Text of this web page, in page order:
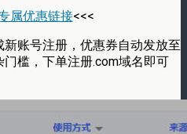
属优惠链接<<<
新账号注册，优惠券自动发放至
槛，下单注册.com域名即可